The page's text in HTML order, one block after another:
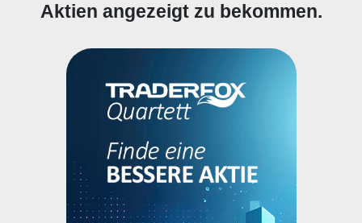
Aktien angezeigt zu bekommen.